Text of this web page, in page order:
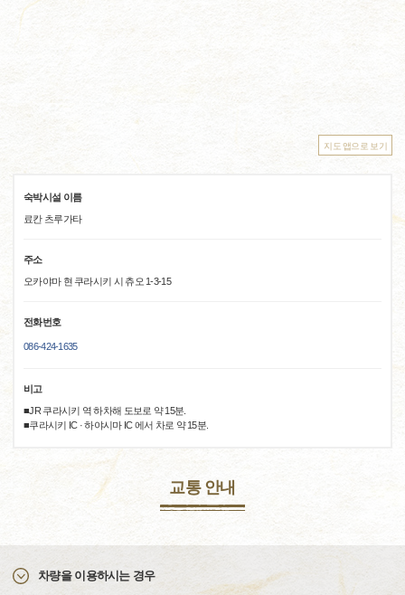
지도 앱으로 보기
숙박시설 이름
료칸 츠루가타
주소
오카야마 현 쿠라시키 시 츄오 1-3-15
전화번호
086-424-1635
비고
■JR 쿠라시키 역 하차해 도보로 약 15분.
■쿠라시키 IC · 하야시마 IC 에서 차로 약 15분.
교통 안내
차량을 이용하시는 경우